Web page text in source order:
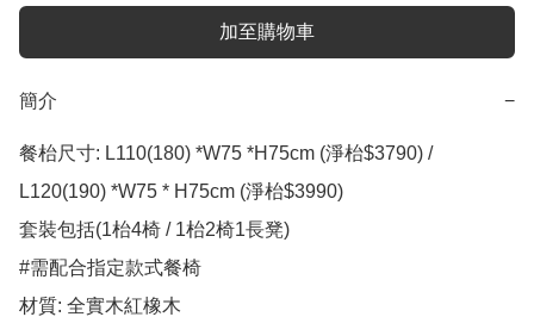
加至購物車
簡介 −
餐枱尺寸: L110(180) *W75 *H75cm (淨枱$3790) /
L120(190) *W75 * H75cm (淨枱$3990)
套裝包括(1枱4椅 / 1枱2椅1長凳)
#需配合指定款式餐椅
材質: 全實木紅橡木